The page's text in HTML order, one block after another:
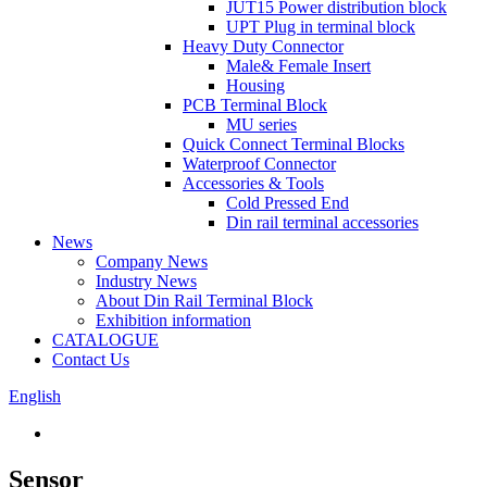
JUT15 Power distribution block
UPT Plug in terminal block
Heavy Duty Connector
Male& Female Insert
Housing
PCB Terminal Block
MU series
Quick Connect Terminal Blocks
Waterproof Connector
Accessories & Tools
Cold Pressed End
Din rail terminal accessories
News
Company News
Industry News
About Din Rail Terminal Block
Exhibition information
CATALOGUE
Contact Us
English
Sensor